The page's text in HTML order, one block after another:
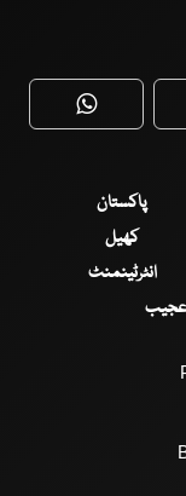
WhatsApp
پاکستان
کھیل
انٹرٹینمنٹ